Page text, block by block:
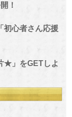
！
初心者さん応援
★」をGETしよ